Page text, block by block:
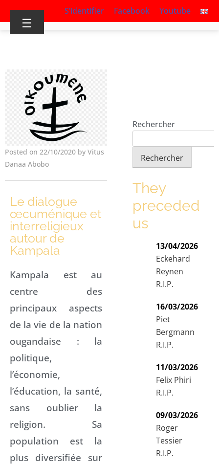
S’identifier Facebook Youtube
☰
Posted on 22/10/2020 by Vitus
Danaa Abobo
Le dialogue
œcuménique et
interreligieux
autour de
Kampala
Kampala est au
centre des
principaux aspects
de la vie de la nation
ougandaise : la
politique,
l’économie,
l’éducation, la santé,
sans oublier la
religion. Sa
population est la
plus diversifiée sur
Rechercher
Rechercher
They
preceded
us
13/04/2026
Eckehard
Reynen
R.I.P.
16/03/2026
Piet
Bergmann
R.I.P.
11/03/2026
Felix Phiri
R.I.P.
09/03/2026
Roger
Tessier
R.I.P.